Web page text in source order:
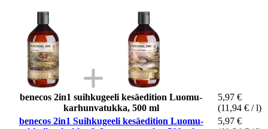
benecos 2in1 suihkugeeli kesäedition Luomu-
karhunvatukka, 500 ml
5,97 €
(11,94 € / l)
benecos 2in1 Suihkugeeli kesäedition Luomu-
5,97 €